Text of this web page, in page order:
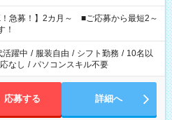
余裕を持って夕飯の準備がしたい」
くない」 など、ご希望を教えてください
勤務時間。 合計で週40時間を超える場
！急募！】2カ月～ ■ご応募から最短2～
！
活躍中 / 服装自由 / シフト勤務 / 10名以
なし / パソコンスキル不要
応募する 詳細へ